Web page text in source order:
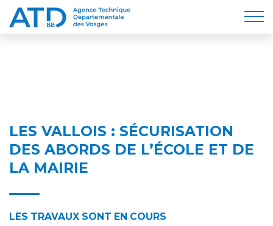
LES VALLOIS : SÉCURISATION
DES ABORDS DE L’ÉCOLE ET DE
LA MAIRIE
LES TRAVAUX SONT EN COURS